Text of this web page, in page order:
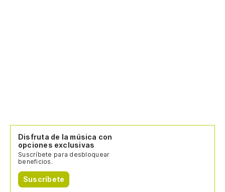
Disfruta de la música con
opciones exclusivas
Suscríbete para desbloquear
beneficios.
Suscríbete